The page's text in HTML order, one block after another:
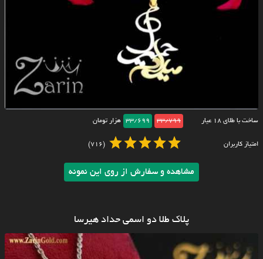
ساخت با طلای ۱۸ عیار 33/799
33/699 هزار تومان
امتیاز کاربران (716)
مشاهده و سفارش از روی این نمونه
پلاک طلا دو اسمی حداد هیرسا